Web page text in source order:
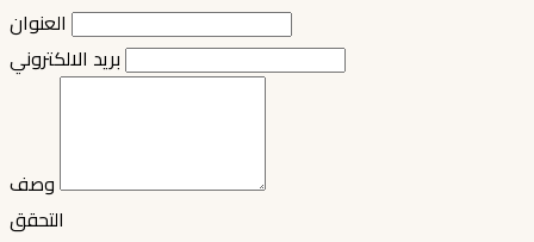
العنوان
بريد الالكتروني
وصف
التحقق